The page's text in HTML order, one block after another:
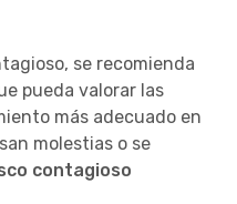
se recomienda
pueda valorar las
más adecuado en
molestias o se
contagioso